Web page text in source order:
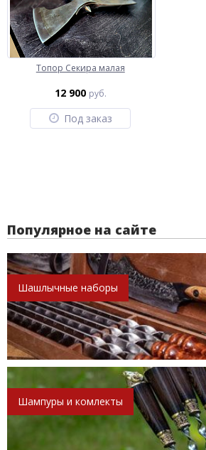
Топор Секира малая
12 900 руб.
Под заказ
Популярное на сайте
Шашлычные наборы
Шампуры и комлекты